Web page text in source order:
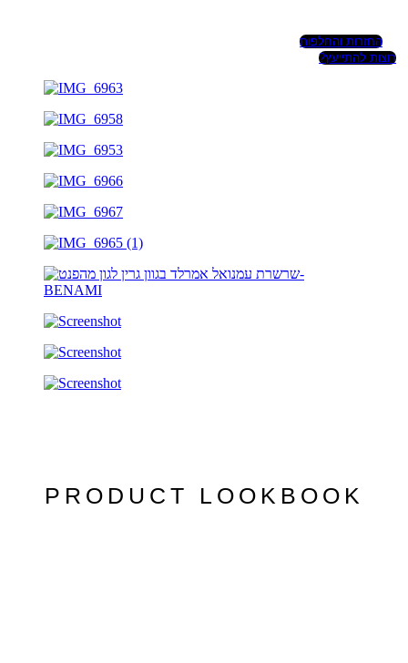
החזרות והחלפות
רוצות להתייעץ?
PRODUCT LOOKBOOK